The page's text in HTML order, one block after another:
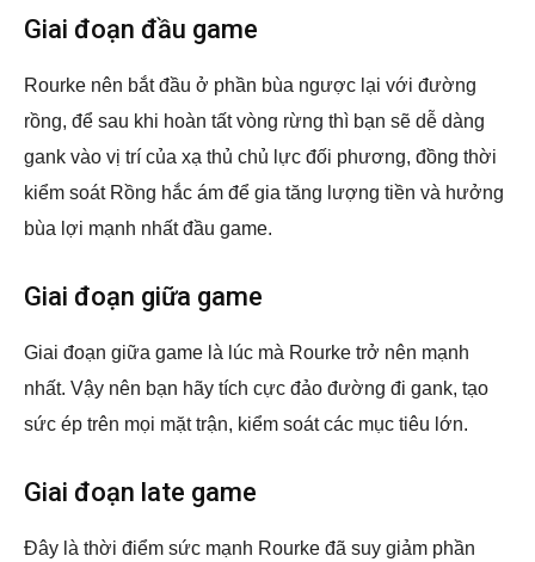
Giai đoạn đầu game
Rourke nên bắt đầu ở phần bùa ngược lại với đường
rồng, để sau khi hoàn tất vòng rừng thì bạn sẽ dễ dàng
gank vào vị trí của xạ thủ chủ lực đối phương, đồng thời
kiểm soát Rồng hắc ám để gia tăng lượng tiền và hưởng
bùa lợi mạnh nhất đầu game.
Giai đoạn giữa game
Giai đoạn giữa game là lúc mà Rourke trở nên mạnh
nhất. Vậy nên bạn hãy tích cực đảo đường đi gank, tạo
sức ép trên mọi mặt trận, kiểm soát các mục tiêu lớn.
Giai đoạn late game
Đây là thời điểm sức mạnh Rourke đã suy giảm phần